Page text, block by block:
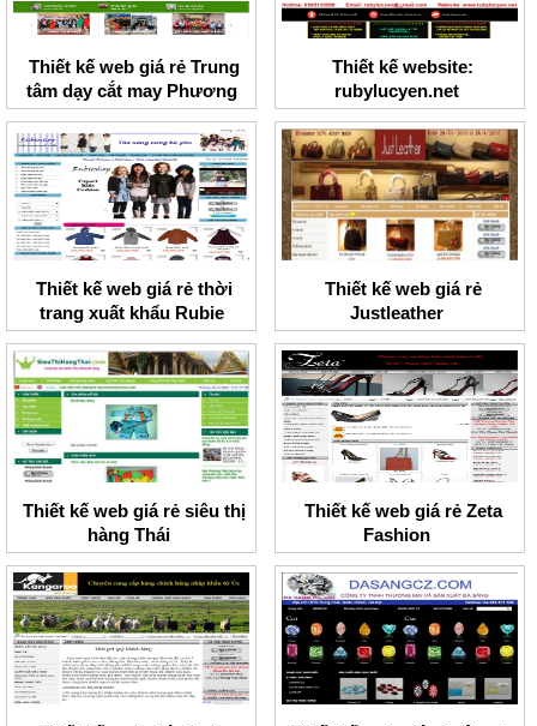
Thiết kế web giá rẻ Trung
tâm dạy cắt may Phương
Hoa
Thiết kế website:
rubylucyen.net
Thiết kế web giá rẻ thời
trang xuất khẩu Rubie
shop
Thiết kế web giá rẻ
Justleather
Thiết kế web giá rẻ siêu thị
hàng Thái
Thiết kế web giá rẻ Zeta
Fashion